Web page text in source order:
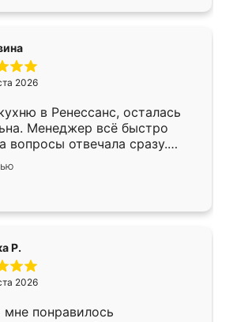
же он более разнообразный.
,если что-то потребуется из
только здесь.
2026
в Ренессанс, осталась
Менеджер всё быстро
вопросы отвечала сразу.
в субботу, подошёл к
ответственностью. Собрали
работали аккуратно, даже
Р.
2026
понравилось